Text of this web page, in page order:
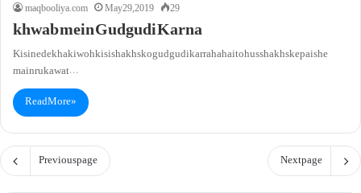
maqbooliya.com
May 29, 2019 29
khwab mein Gudgudi Karna
Kisi ne dekha ki woh kisi shakhs ko gud gudi kar raha hai toh us shakhs ke paishe
main rukawat…
Read More »
Previous page Next page